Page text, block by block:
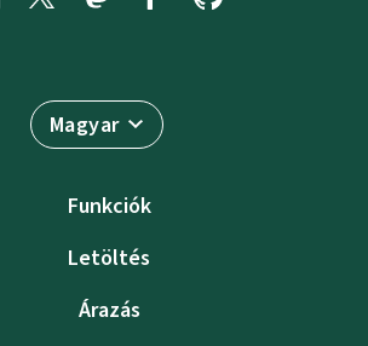
Magyar
Funkciók
Letöltés
Árazás